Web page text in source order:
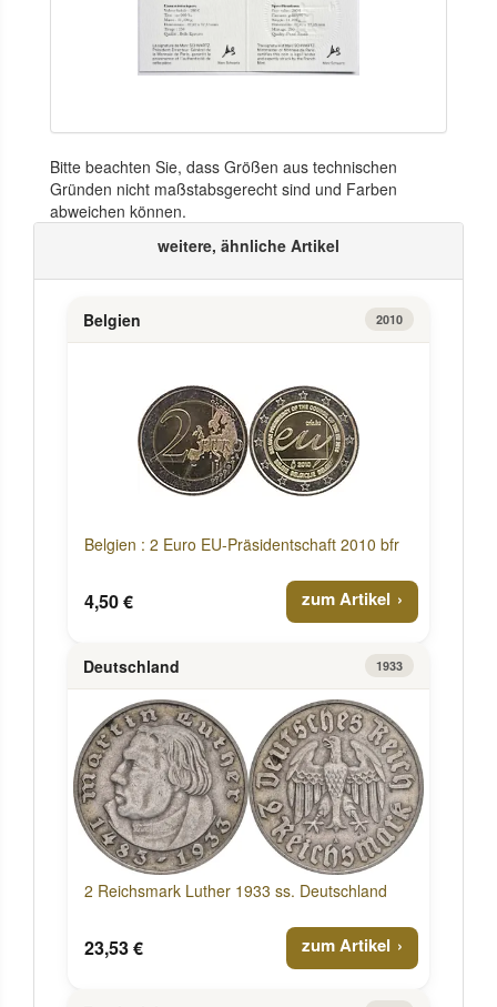
Bitte beachten Sie, dass Größen aus technischen
Gründen nicht maßstabsgerecht sind und Farben
abweichen können.
weitere, ähnliche Artikel
Belgien 2010
Belgien : 2 Euro EU-Präsidentschaft 2010 bfr
4,50 € zum Artikel
Deutschland 1933
2 Reichsmark Luther 1933 ss. Deutschland
23,53 € zum Artikel